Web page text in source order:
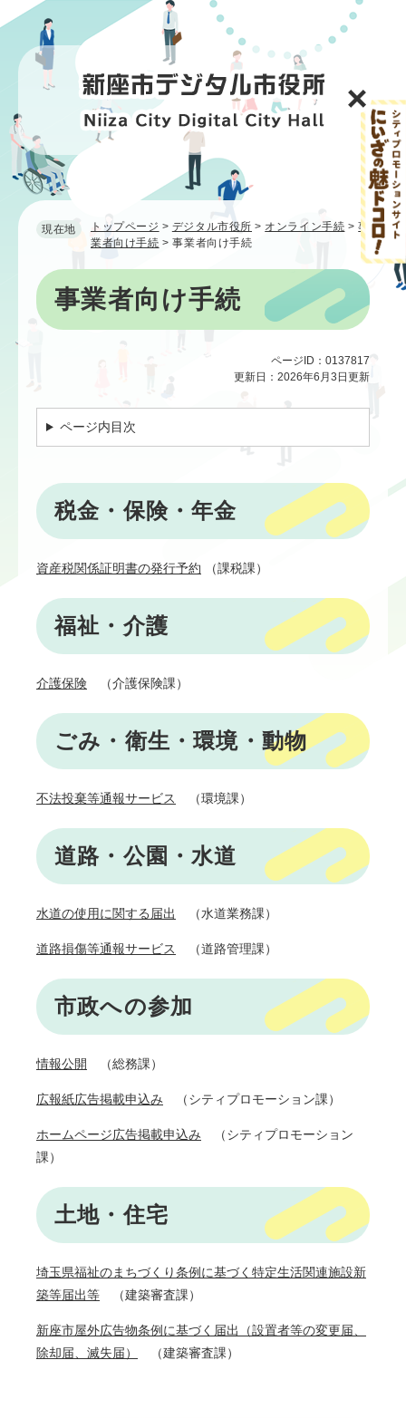
ー
で
す
ニ
ば
し
本
現在地 トップページ > デジタル市役所 > オンライン手続 >事
業者向け手続 >事業者向け手続
本
文
事業者向け手続
ページID：0137817
更新日：2026年6月3日更新
ページ内目次
税金・保険・年金
資産税関係証明書の発行予約 （課税課）​
福祉・介護
介護保険 （介護保険課）
ごみ・衛生・環境・動物
不法投棄等通報サービス （環境課）​
道路・公園・水道
水道の使用に関する届出 （水道業務課）
道路損傷等通報サービス （道路管理課）
市政への参加
情報公開 （総務課）
広報紙広告掲載申込み （シティプロモーション課）
ホームページ広告掲載申込み （シティプロモーション
課）
土地・住宅
埼玉県福祉のまちづくり条例に基づく特定生活関連施設新
築等届出等 （建築審査課）
新座市屋外広告物条例に基づく届出（設置者等の変更届、
除却届、滅失届）
（建築審査課）